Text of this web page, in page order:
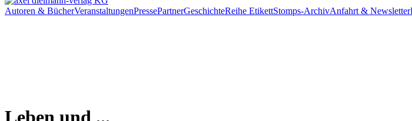
Autoren & BücherVeranstaltungenPressePartnerGeschichteReihe EtikettStomps-ArchivAnfahrt & Newsletter